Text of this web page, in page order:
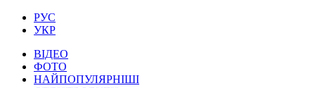
РУС
УКР
ВІДЕО
ФОТО
НАЙПОПУЛЯРНІШІ